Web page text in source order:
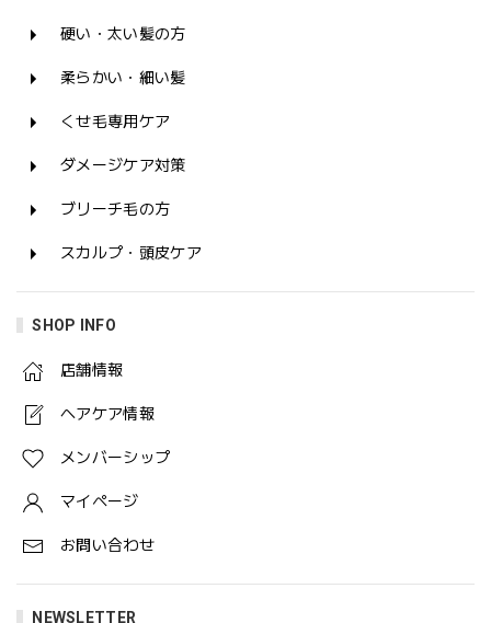
硬い・太い髪の方
柔らかい・細い髪
くせ毛専用ケア
ダメージケア対策
ブリーチ毛の方
スカルプ・頭皮ケア
SHOP INFO
店舗情報
ヘアケア情報
メンバーシップ
マイページ
お問い合わせ
NEWSLETTER